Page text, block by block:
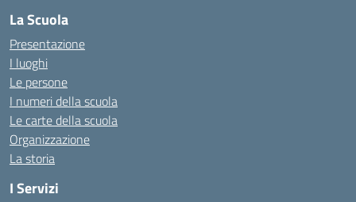
La Scuola
Presentazione
I luoghi
Le persone
I numeri della scuola
Le carte della scuola
Organizzazione
La storia
I Servizi